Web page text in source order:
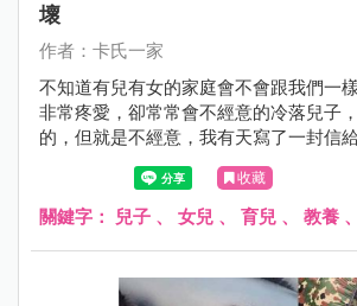
壞
作者：卡氏一家
不知道有兒有女的家庭會不會跟我們一
非常疼愛，卻常常會不經意的冷落兒子
的，但就是不經意，我有天寫了一封信
收藏
關鍵字： 兒子 、 女兒 、 育兒 、 教養 、